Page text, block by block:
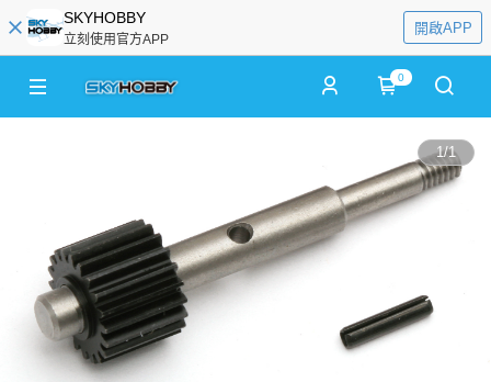
SKYHOBBY
立刻使用官方APP
開啟APP
0
1/1